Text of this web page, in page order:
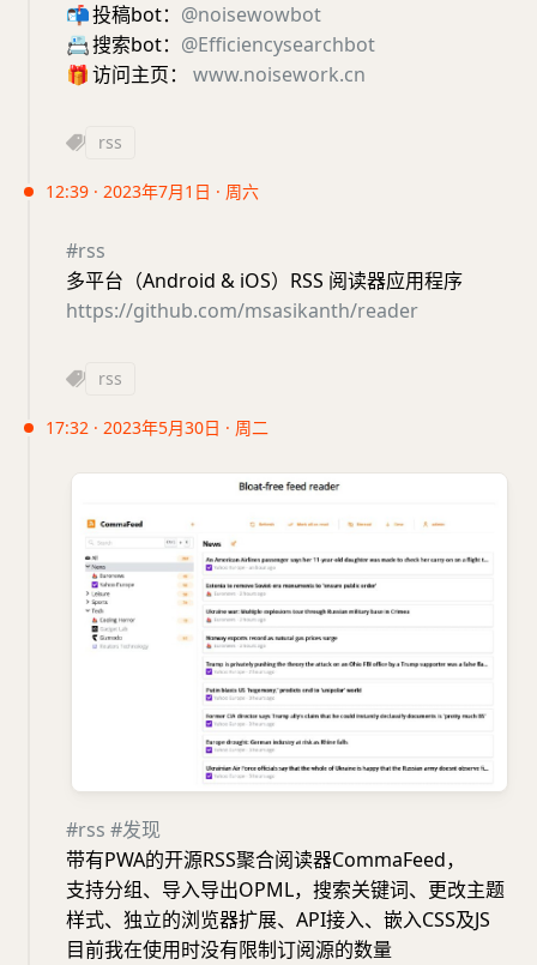
📬投稿bot： @noisewowbot
📇搜索bot： @Efficiencysearchbot
🎁访问主页： www.noisework.cn
rss
12:39 · 2023年7月1日 · 周六
#rss
多平台（Android & iOS）RSS 阅读器应用程序
https://github.com/msasikanth/reader
rss
17:32 · 2023年5月30日 · 周二
#rss #发现
带有PWA的开源RSS聚合阅读器CommaFeed，
支持分组、导入导出OPML，搜索关键词、更改主题
样式、独立的浏览器扩展、API接入、嵌入CSS及JS
目前我在使用时没有限制订阅源的数量